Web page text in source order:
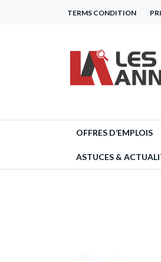
TERMS CONDITION
OFFRES D’EMPLOIS
ASTUCES &